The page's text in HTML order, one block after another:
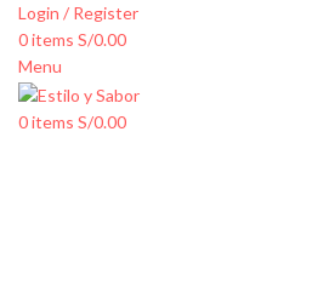
Login / Register
0items S/0.00
Menu
0items S/0.00